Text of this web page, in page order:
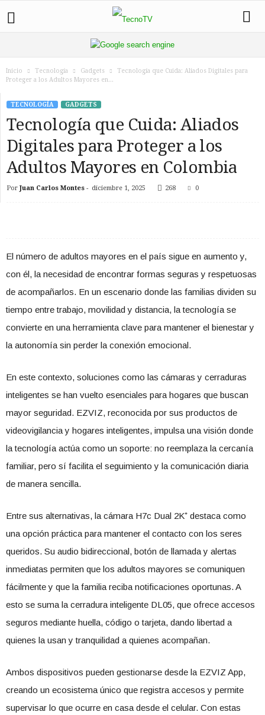
Inicio Tecnología Gadgets
Tecnología que Cuida: Aliados Digitales para
Proteger a los Adultos Mayores en...
TECNOLOGÍA GADGETS
Tecnología que Cuida: Aliados
Digitales para Proteger a los
Adultos Mayores en Colombia
Por Juan Carlos Montes - diciembre 1, 2025 268 0
El número de adultos mayores en el país sigue en aumento y,
con él, la necesidad de encontrar formas seguras y respetuosas
de acompañarlos. En un escenario donde las familias dividen su
tiempo entre trabajo, movilidad y distancia, la tecnología se
convierte en una herramienta clave para mantener el bienestar y
la autonomía sin perder la conexión emocional.
En este contexto, soluciones como las cámaras y cerraduras
inteligentes se han vuelto esenciales para hogares que buscan
mayor seguridad. EZVIZ, reconocida por sus productos de
videovigilancia y hogares inteligentes, impulsa una visión donde
la tecnología actúa como un soporte: no reemplaza la cercanía
familiar, pero sí facilita el seguimiento y la comunicación diaria
de manera sencilla.
Entre sus alternativas, la cámara H7c Dual 2K⁺ destaca como
una opción práctica para mantener el contacto con los seres
queridos. Su audio bidireccional, botón de llamada y alertas
inmediatas permiten que los adultos mayores se comuniquen
fácilmente y que la familia reciba notificaciones oportunas. A
esto se suma la cerradura inteligente DL05, que ofrece accesos
seguros mediante huella, código o tarjeta, dando libertad a
quienes la usan y tranquilidad a quienes acompañan.
Ambos dispositivos pueden gestionarse desde la EZVIZ App,
creando un ecosistema único que registra accesos y permite
supervisar lo que ocurre en casa desde el celular. Con estas